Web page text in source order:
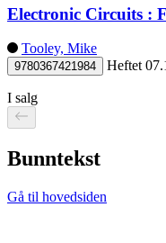
Electronic Circuits :
Tooley, Mike
9780367421984 Heftet
I salg
Bunntekst
Gå til hovedsiden